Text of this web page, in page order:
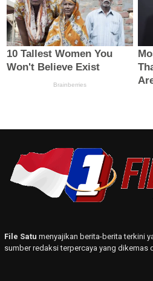
File Satu menyajikan berita-berita terkini
sumber redaksi terpercaya yang dikemas